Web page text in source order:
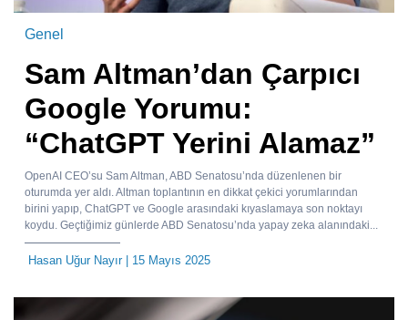
Genel
Sam Altman’dan Çarpıcı
Google Yorumu:
“ChatGPT Yerini Alamaz”
OpenAI CEO’su Sam Altman, ABD Senatosu’nda düzenlenen bir
oturumda yer aldı. Altman toplantının en dikkat çekici yorumlarından
birini yapıp, ChatGPT ve Google arasındaki kıyaslamaya son noktayı
koydu. Geçtiğimiz günlerde ABD Senatosu’nda yapay zeka alanındaki...
Hasan Uğur Nayır| 15 Mayıs 2025